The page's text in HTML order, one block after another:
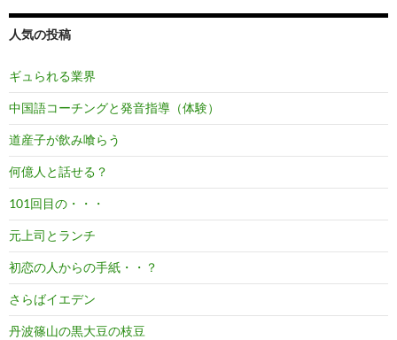
人気の投稿
ギュられる業界
中国語コーチングと発音指導（体験）
道産子が飲み喰らう
何億人と話せる？
101回目の・・・
元上司とランチ
初恋の人からの手紙・・？
さらばイエデン
丹波篠山の黒大豆の枝豆